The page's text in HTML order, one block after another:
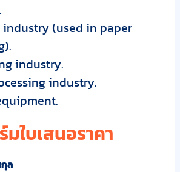
(used in paper
industry.
industry.
ใบเสนอราคา
ล